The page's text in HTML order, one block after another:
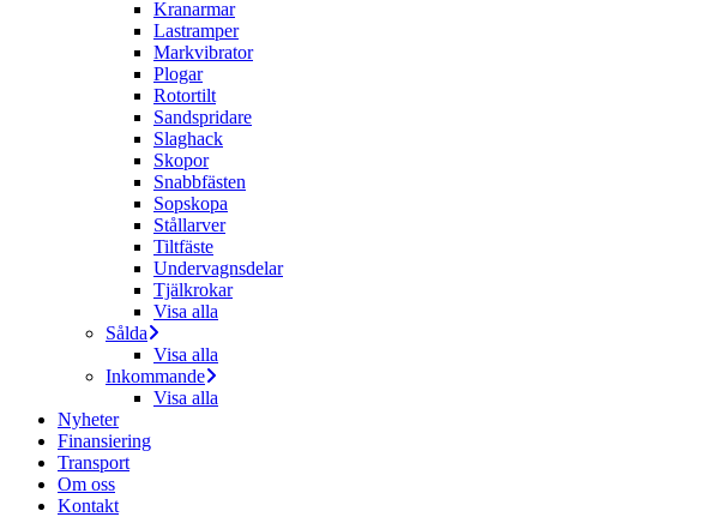
Kranarmar
Lastramper
Markvibrator
Plogar
Rotortilt
Sandspridare
Slaghack
Skopor
Snabbfästen
Sopskopa
Stållarver
Tiltfäste
Undervagnsdelar
Tjälkrokar
Visa alla
Sålda
Visa alla
Inkommande
Visa alla
Nyheter
Finansiering
Transport
Om oss
Kontakt